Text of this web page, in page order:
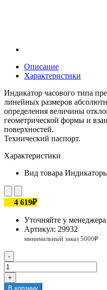
Описание
Характеристики
Индикатор часового типа
линейных размеров
определения величины
геометрической формы и
поверхностей.
Технический паспорт.
Характеристики
Вид товара
4 619₽
Уточняйте у менеджера
Артикул: 29932
-
+
В корзину